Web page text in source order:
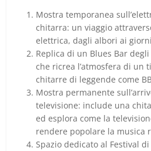
Mostra temporanea
chitarra: un viaggio
elettrica, dagli albori ai
Replica di un Blues Bar degli
che ricrea l’atmosfera di un
chitarre di leggende come
Mostra permanente
televisione: include una
ed esplora come la
rendere popolare la musica
Spazio dedicato al Festival